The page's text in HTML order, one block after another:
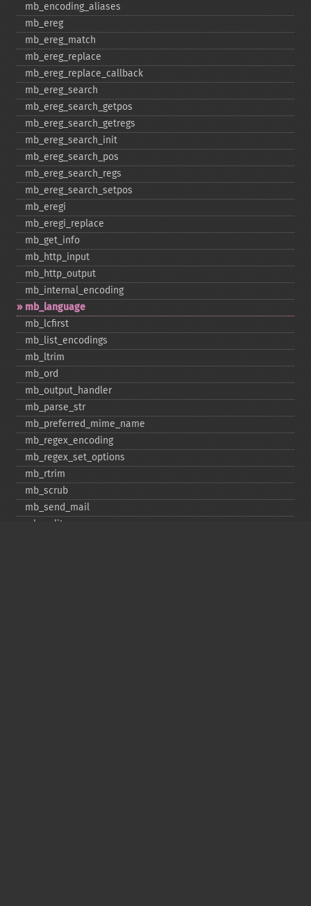
mb_​encoding_​aliases
mb_​ereg
mb_​ereg_​match
mb_​ereg_​replace
mb_​ereg_​replace_​callback
mb_​ereg_​search
mb_​ereg_​search_​getpos
mb_​ereg_​search_​getregs
mb_​ereg_​search_​init
mb_​ereg_​search_​pos
mb_​ereg_​search_​regs
mb_​ereg_​search_​setpos
mb_​eregi
mb_​eregi_​replace
mb_​get_​info
mb_​http_​input
mb_​http_​output
mb_​internal_​encoding
mb_​language
mb_​lcfirst
mb_​list_​encodings
mb_​ltrim
mb_​ord
mb_​output_​handler
mb_​parse_​str
mb_​preferred_​mime_​name
mb_​regex_​encoding
mb_​regex_​set_​options
mb_​rtrim
mb_​scrub
mb_​send_​mail
mb_​split